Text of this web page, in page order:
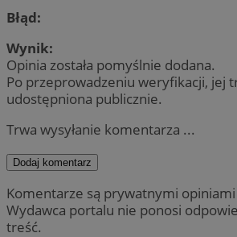
Błąd:
Wynik:
Opinia została pomyślnie dodana.
Po przeprowadzeniu weryfikacji, jej
udostępniona publicznie.
Trwa wysyłanie komentarza ...
Dodaj komentarz
Komentarze są prywatnymi
Wydawca portalu nie ponosi
treść.